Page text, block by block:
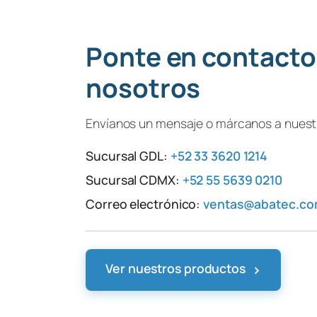
Ponte en
nosotros
Envíanos un mensaje o márcanos a
Sucursal GDL: +52 33 3620 1214
Sucursal CDMX: +52 55 5639 0210
Correo electrónico:
Ver nuestros productos ›